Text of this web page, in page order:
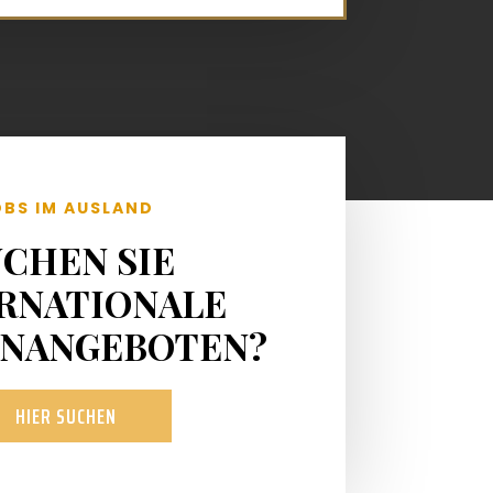
IM AUSLAND
SIE
HIER SUCHEN